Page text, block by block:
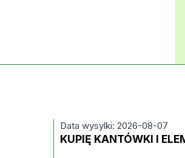
Data wysylki: 2026-08-07
KUPIĘ KANTÓWKI I